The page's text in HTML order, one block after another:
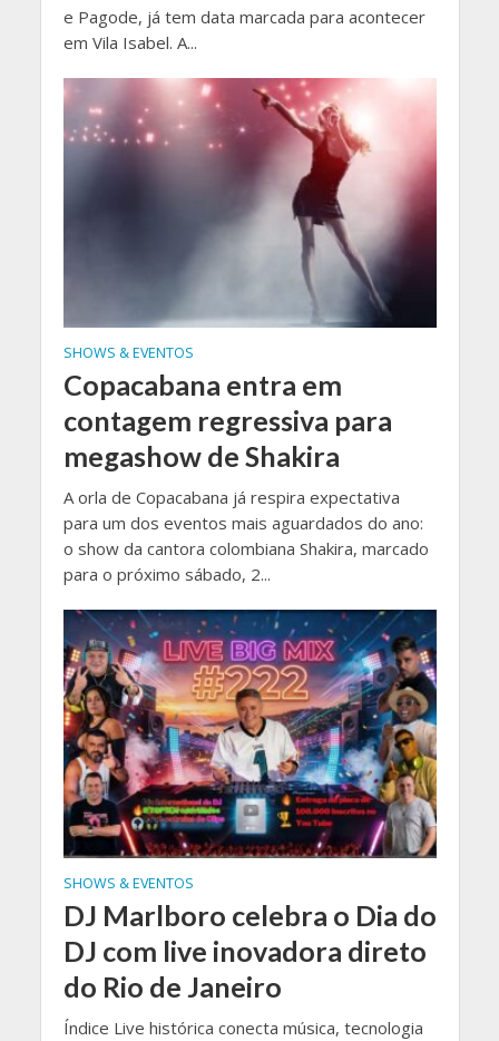
e Pagode, já tem data marcada para acontecer
em Vila Isabel. A...
SHOWS & EVENTOS
Copacabana entra em
contagem regressiva para
megashow de Shakira
A orla de Copacabana já respira expectativa
para um dos eventos mais aguardados do ano:
o show da cantora colombiana Shakira, marcado
para o próximo sábado, 2...
SHOWS & EVENTOS
DJ Marlboro celebra o Dia do
DJ com live inovadora direto
do Rio de Janeiro
Índice Live histórica conecta música, tecnologia